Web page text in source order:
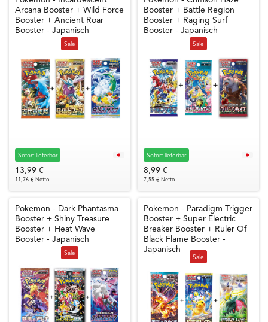
Arcana Booster + Wild Force
Booster + Ancient Roar
Booster - Japanisch
Sale
Sofort lieferbar
13,99 €
11,76 € Netto
Booster + Battle Region
Booster + Raging Surf
Booster - Japanisch
Sale
Sofort lieferbar
8,99 €
7,55 € Netto
Pokemon - Dark Phantasma
Booster + Shiny Treasure
Booster + Heat Wave
Booster - Japanisch
Sale
Pokemon - Paradigm Trigger
Booster + Super Electric
Breaker Booster + Ruler Of
Black Flame Booster -
Japanisch
Sale